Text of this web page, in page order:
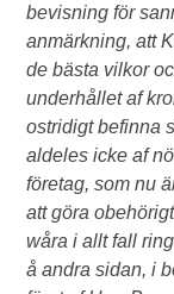
bevisning för
anmärkning, att
de bästa vilkor
underhållet af
ostridigt befinna
aldeles icke af
företag, som nu
att göra
wåra i allt fall
å andra sidan, i